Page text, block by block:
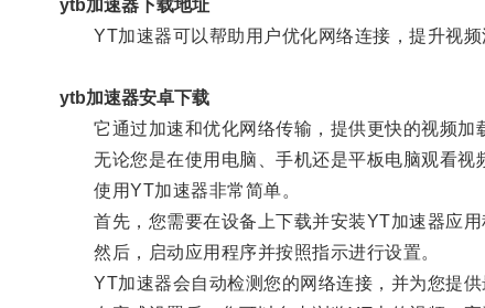
ytb加速器下载地址
YT加速器可以帮助用户优化网络连接，提升视频
ytb加速器安卓下载
它通过加速和优化网络传输，提供更快的视频加
无论您是在使用电脑、手机还是平板电脑观看视
使用YT加速器非常简单。
首先，您需要在设备上下载并安装YT加速器应用
然后，启动应用程序并按照指示进行设置。
YT加速器会自动检测您的网络连接，并为您提供